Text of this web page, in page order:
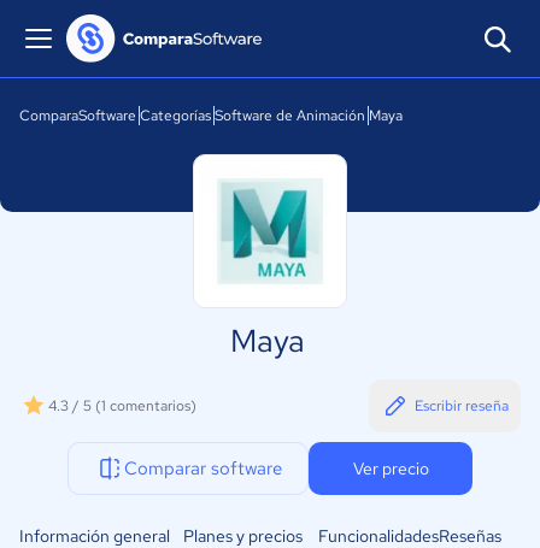
ComparaSoftware CategoríasSoftware de Animación Maya
Maya
4.3 / 5 (1 comentarios) Escribir reseña
Comparar software Ver precio
Información general Planes y precios FuncionalidadesReseñas